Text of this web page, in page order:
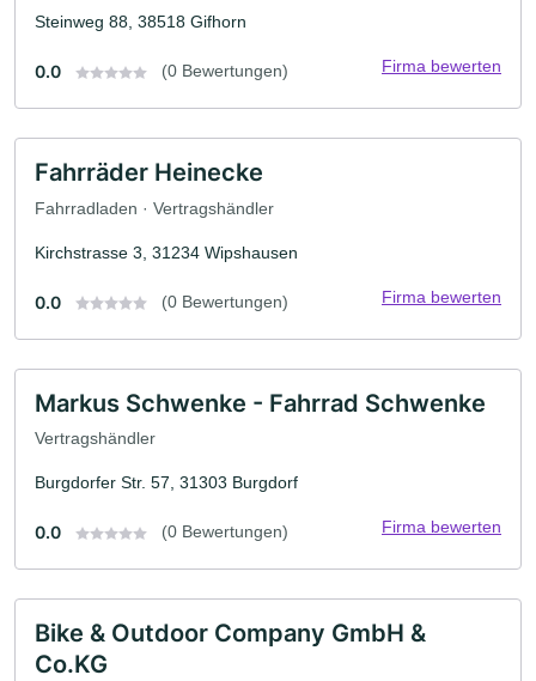
Steinweg 88, 38518 Gifhorn
0.0 (0 Bewertungen) Firma bewerten
Fahrräder Heinecke
Fahrradladen · Vertragshändler
Kirchstrasse 3, 31234 Wipshausen
0.0 (0 Bewertungen) Firma bewerten
Markus Schwenke - Fahrrad Schwenke
Vertragshändler
Burgdorfer Str. 57, 31303 Burgdorf
0.0 (0 Bewertungen) Firma bewerten
Bike & Outdoor Company GmbH &
Co.KG